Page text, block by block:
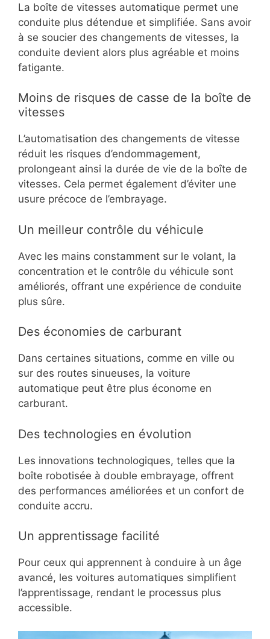
La boîte de vitesses automatique permet une
conduite plus détendue et simplifiée. Sans avoir
à se soucier des changements de vitesses, la
conduite devient alors plus agréable et moins
fatigante.
Moins de risques de casse de la boîte de
vitesses
L’automatisation des changements de vitesse
réduit les risques d’endommagement,
prolongeant ainsi la durée de vie de la boîte de
vitesses. Cela permet également d’éviter une
usure précoce de l’embrayage.
Un meilleur contrôle du véhicule
Avec les mains constamment sur le volant, la
concentration et le contrôle du véhicule sont
améliorés, offrant une expérience de conduite
plus sûre.
Des économies de carburant
Dans certaines situations, comme en ville ou
sur des routes sinueuses, la voiture
automatique peut être plus économe en
carburant.
Des technologies en évolution
Les innovations technologiques, telles que la
boîte robotisée à double embrayage, offrent
des performances améliorées et un confort de
conduite accru.
Un apprentissage facilité
Pour ceux qui apprennent à conduire à un âge
avancé, les voitures automatiques simplifient
l’apprentissage, rendant le processus plus
accessible.